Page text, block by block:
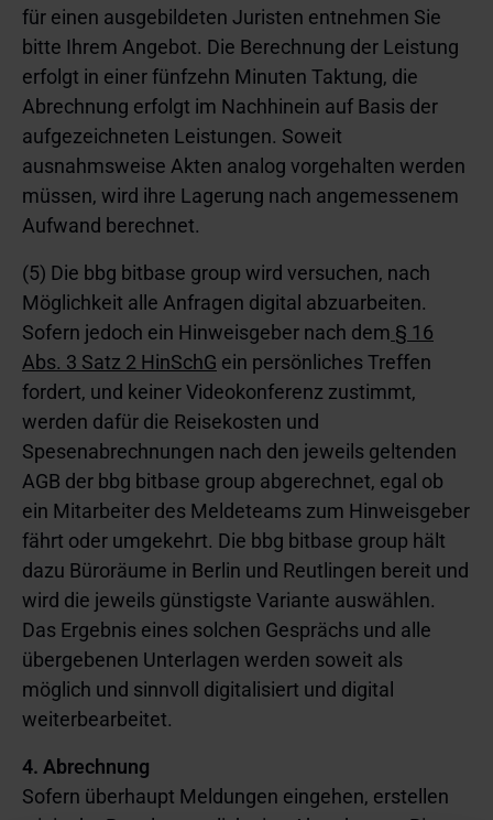
für einen ausgebildeten Juristen entnehmen Sie
bitte Ihrem Angebot. Die Berechnung der Leistung
erfolgt in einer fünfzehn Minuten Taktung, die
Abrechnung erfolgt im Nachhinein auf Basis der
aufgezeichneten Leistungen. Soweit
ausnahmsweise Akten analog vorgehalten werden
müssen, wird ihre Lagerung nach angemessenem
Aufwand berechnet.
(5) Die bbg bitbase group wird versuchen, nach
Möglichkeit alle Anfragen digital abzuarbeiten.
Sofern jedoch ein Hinweisgeber nach dem § 16
Abs. 3 Satz 2 HinSchG ein persönliches Treffen
fordert, und keiner Videokonferenz zustimmt,
werden dafür die Reisekosten und
Spesenabrechnungen nach den jeweils geltenden
AGB der bbg bitbase group abgerechnet, egal ob
ein Mitarbeiter des Meldeteams zum Hinweisgeber
fährt oder umgekehrt. Die bbg bitbase group hält
dazu Büroräume in Berlin und Reutlingen bereit und
wird die jeweils günstigste Variante auswählen.
Das Ergebnis eines solchen Gesprächs und alle
übergebenen Unterlagen werden soweit als
möglich und sinnvoll digitalisiert und digital
weiterbearbeitet.
4. Abrechnung
Sofern überhaupt Meldungen eingehen, erstellen